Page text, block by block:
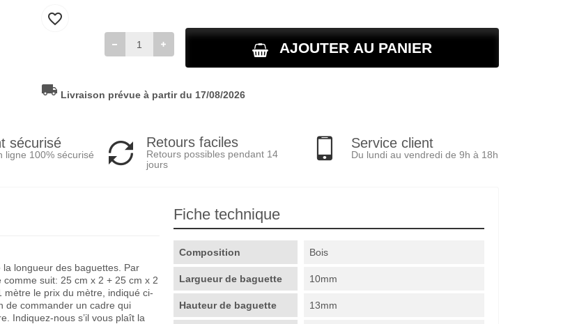
AJOUTER AU PANIER
favorite_border
local_shipping Livraison prévue à partir du 17/08/2026
sécurisé
ligne 100% sécurisé
Retours faciles
Retours possibles pendant 14
jours
Service client
Du lundi au vendredi de 9h à 18h
longueur des baguettes. Par
suit: 25 cm x 2 + 25 cm x 2
le prix du mètre, indiqué ci-
de commander un cadre qui
Indiquez-nous s’il vous plaît la
Fiche technique
Composition Bois
Largueur de baguette 10mm
Hauteur de baguette 13mm